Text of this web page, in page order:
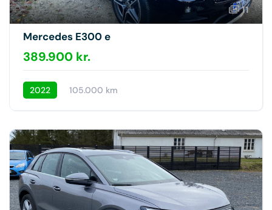
11
Mercedes E300 e
389.900 kr.
2022 105.000 km